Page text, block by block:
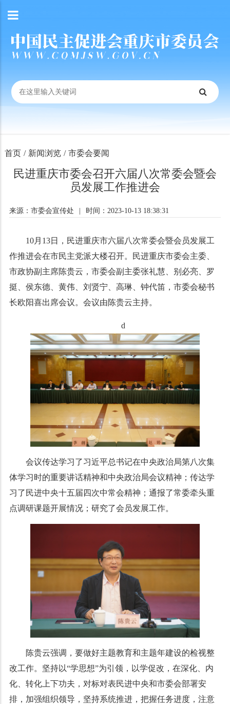
首页 / 新闻浏览 / 市委会要闻
民进重庆市委会召开六届八次常委会暨会
员发展工作推进会
来源：市委会宣传处 时间：2023-10-13 18:38:31
10月13日，民进重庆市六届八次常委会暨会员发展工
作推进会在市民主党派大楼召开。民进重庆市委会主委、
市政协副主席陈贵云，市委会副主委张礼慧、别必亮、罗
挺、侯东德、黄伟、刘贤宁、高琳、钟代笛，市委会秘书
长欧阳喜出席会议。会议由陈贵云主持。
d
会议传达学习了习近平总书记在中央政治局第八次集
体学习时的重要讲话精神和中央政治局会议精神；传达学
习了民进中央十五届四次中常会精神；通报了常委牵头重
点调研课题开展情况；研究了会员发展工作。
陈贵云强调，要做好主题教育和主题年建设的检视整
改工作。坚持以“学思想”为引领，以学促改，在深化、内
化、转化上下功夫，对标对表民进中央和市委会部署安
排，加强组织领导，坚持系统推进，把握任务进度，注意